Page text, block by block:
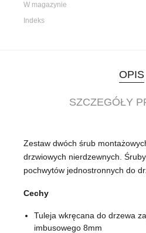
W magazynie
Indeks
OPIS
SZCZEGÓŁY
Zestaw dwóch śrub
drzwiowych nierdzewnych.
pochwytów jednostronnych do
Cechy
Tuleja wkręcana do drzewa
imbusowego 8mm